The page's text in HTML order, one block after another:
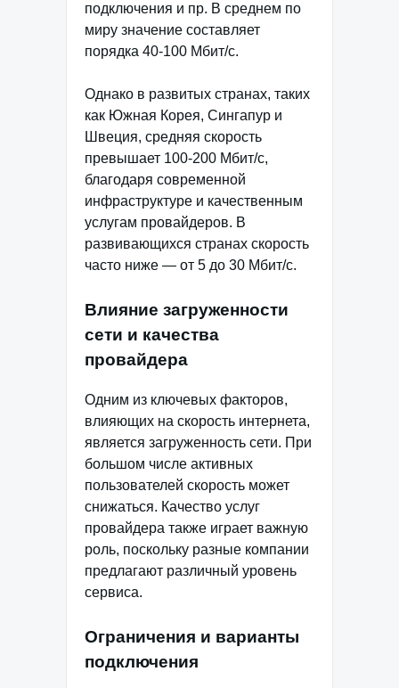
подключения и пр. В среднем по
миру значение составляет
порядка 40-100 Мбит/с.
Однако в развитых странах, таких
как Южная Корея, Сингапур и
Швеция, средняя скорость
превышает 100-200 Мбит/с,
благодаря современной
инфраструктуре и качественным
услугам провайдеров. В
развивающихся странах скорость
часто ниже — от 5 до 30 Мбит/с.
Влияние загруженности
сети и качества
провайдера
Одним из ключевых факторов,
влияющих на скорость интернета,
является загруженность сети. При
большом числе активных
пользователей скорость может
снижаться. Качество услуг
провайдера также играет важную
роль, поскольку разные компании
предлагают различный уровень
сервиса.
Ограничения и варианты
подключения